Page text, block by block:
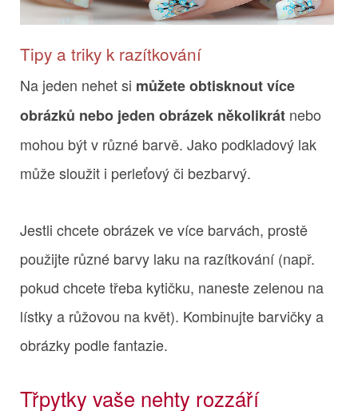
Tipy a triky k razítkování
Na jeden nehet si můžete obtisknout více
obrázků nebo jeden obrázek několikrát nebo
mohou být v různé barvě. Jako podkladový lak
může sloužit i perleťový či bezbarvý.
Jestli chcete obrázek ve více barvách, prostě
použijte různé barvy laku na razítkování (např.
pokud chcete třeba kytičku, naneste zelenou na
lístky a růžovou na květ). Kombinujte barvičky a
obrázky podle fantazie.
Třpytky vaše nehty rozzáří